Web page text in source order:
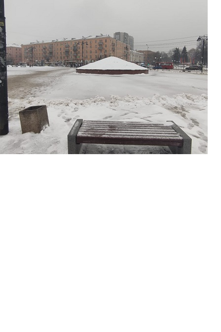
Перейти к основному содержанию